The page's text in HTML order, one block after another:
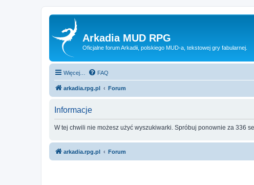
Arkadia MUD RPG
Oficjalne forum Arkadii, polskiego MUD-a, tekstowej gry fabularnej.
Więcej… FAQ
arkadia.rpg.pl Forum
Informacje
W tej chwili nie możesz użyć wyszukiwarki. Spróbuj ponownie za 336
arkadia.rpg.pl Forum